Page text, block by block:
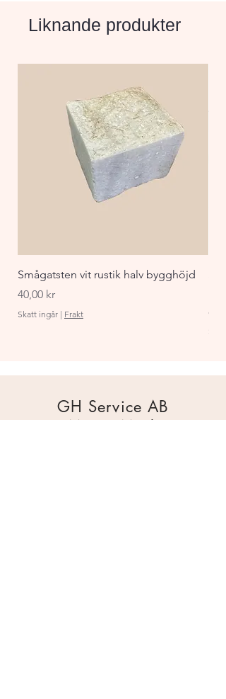
Tål frost
Resistent mot alg/mossa
Liknande produkter
Smågatsten vit rustik halv bygghöjd
Pris
40,00 kr
Skatt ingår | Frakt
Pris
GH Service AB
Mur & Mark